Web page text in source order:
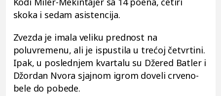
skoka i sedam asistencija.
Zvezda je imala veliku prednost na
poluvremenu, ali je ispustila u trećoj četvrtini.
Ipak, u poslednjem kvartalu su Džered Batler i
Džordan Nvora sjajnom igrom doveli crveno-
bele do pobede.